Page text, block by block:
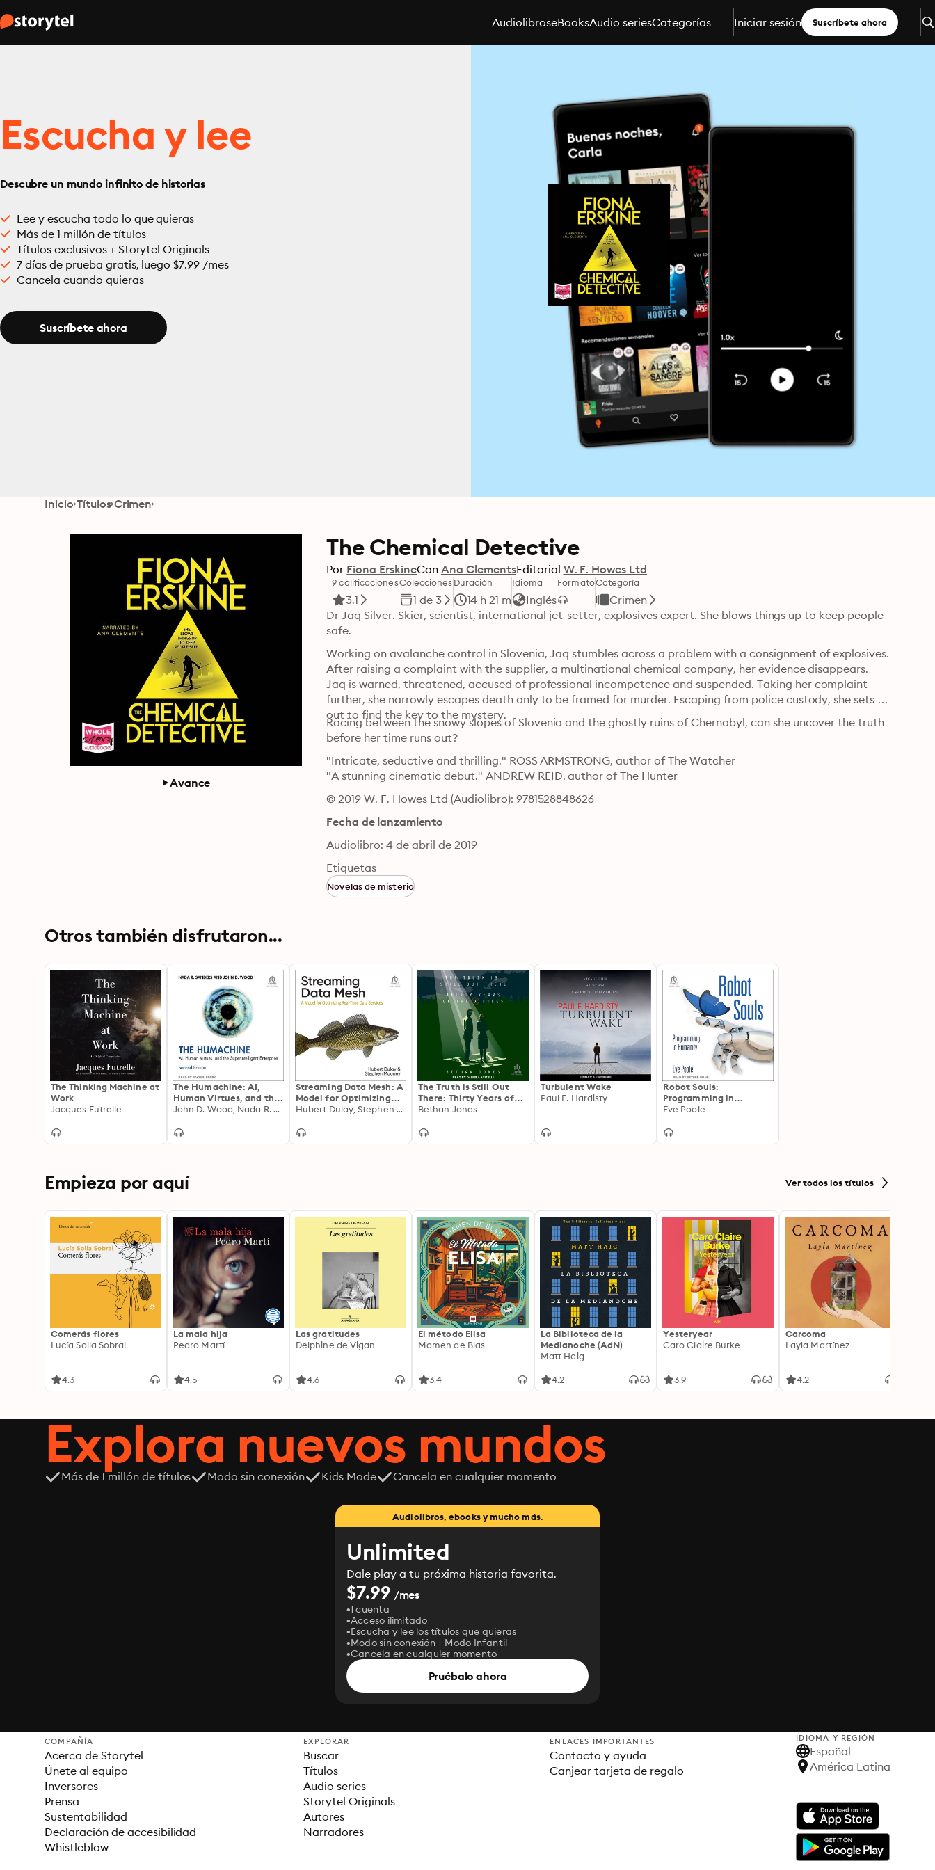
AudiolibroseBooksAudio seriesCategorías Iniciar sesión Suscríbete ahora
Escucha y lee
Descubre un mundo infinito de historias
Lee y escucha todo lo que quieras
Más de 1 millón de títulos
Títulos exclusivos + Storytel Originals
7 días de prueba gratis, luego $7.99 /mes
Cancela cuando quieras
Suscríbete ahora
Inicio Títulos Crimen
Avance
The Chemical Detective
Por Fiona ErskineCon Ana ClementsEditorial W. F. Howes Ltd
9 calificaciones
3.1
Colecciones
1 de 3
Duración
14 h 21 m
Idioma
Inglés
FormatoCategoría
Crimen
Dr Jaq Silver. Skier, scientist, international jet-setter, explosives expert. She blows things up to keep people
Working on avalanche control in Slovenia, Jaq stumbles across a problem with a consignment of explosives.
After raising a complaint with the supplier, a multinational chemical company, her evidence disappears.
Jaq is warned, threatened, accused of professional incompetence and suspended. Taking her complaint
further, she narrowly escapes death only to be framed for murder. Escaping from police custody, she sets
out to find the key to the mystery.
Racing between the snowy slopes of Slovenia and the ghostly ruins of Chernobyl, can she uncover the truth
before her time runs out?
"Intricate, seductive and thrilling." ROSS ARMSTRONG, author of The Watcher
"A stunning cinematic debut." ANDREW REID, author of The Hunter
© 2019 W. F. Howes Ltd (Audiolibro): 9781528848626
Fecha de lanzamiento
Audiolibro: 4 de abril de 2019
Etiquetas
Novelas de misterio
Otros también disfrutaron...
The Thinking Machine at
Work
Jacques Futrelle
The Humachine: AI,
Human Virtues, and the
Superintelligent
Edition
John D. Wood, Nada R. Sanders
Streaming Data Mesh: A
Model for Optimizing
Real-Time Data Services
Hubert Dulay, Stephen Mooney
The Truth is Still Out
There: Thirty Years of
the X-Files
Bethan Jones
Turbulent Wake
Paul E. Hardisty
Robot Souls:
Programming in
Humanity
Eve Poole
Empieza por aquí Ver todos los títulos
Comerás flores
Lucía Solla Sobral
4.3
La mala hija
Pedro Martí
4.5
Las gratitudes
Delphine de Vigan
4.6
El método Elisa
Mamen de Blas
3.4
La Biblioteca de la
Medianoche (AdN)
Matt Haig
4.2
Yesteryear
Caro Claire Burke
3.9
Carcoma
Layla Martínez
4.2
Explora nuevos mundos
Más de 1 millón de títulos Modo sin conexión Kids Mode Cancela en cualquier momento
Audiolibros, ebooks y mucho más.
Unlimited
Dale play a tu próxima historia favorita.
$7.99 /mes
1 cuenta
Acceso ilimitado
Escucha y lee los títulos que quieras
Modo sin conexión + Modo Infantil
Cancela en cualquier momento
Pruébalo ahora
COMPAÑÍA
Acerca de Storytel
Únete al equipo
Inversores
Prensa
Sustentabilidad
Declaración de accesibilidad
Whistleblow
EXPLORAR
Buscar
Títulos
Audio series
Storytel Originals
Autores
Narradores
ENLACES IMPORTANTES
Contacto y ayuda
Canjear tarjeta de regalo
IDIOMA Y REGIÓN
Español
América Latina